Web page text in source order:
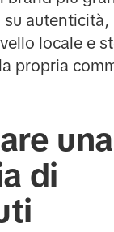
autenticità,
locale e
propria
una
di